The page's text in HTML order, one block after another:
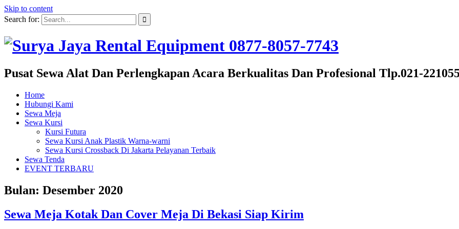
Skip to content
Search for:
Pusat Sewa Alat Dan Perlengkapan Acara Berkualitas Dan Profesional Tlp.021-
Home
Hubungi Kami
Sewa Meja
Sewa Kursi
Kursi Futura
Sewa Kursi Anak Plastik Warna-warni
Sewa Kursi Crossback Di Jakarta Pelayanan Terbaik
Sewa Tenda
EVENT TERBARU
Bulan: Desember 2020
Sewa Meja Kotak Dan Cover Meja Di Bekasi Siap Kirim